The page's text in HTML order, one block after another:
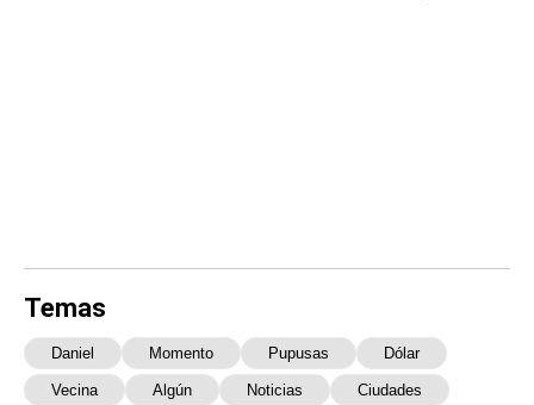
Temas
Daniel Momento Pupusas Dólar
Vecina Algún Noticias Ciudades